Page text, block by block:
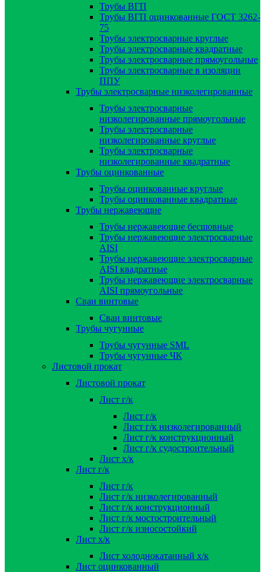
Трубы ВГП
Трубы ВГП оцинкованные ГОСТ 3262-
75
Трубы электросварные круглые
Трубы электросварные квадратные
Трубы электросварные прямоугольные
Трубы электросварные в изоляции
ППУ
Трубы электросварные низколегированные
Трубы электросварные
низколегированные прямоугольные
Трубы электросварные
низколегированные круглые
Трубы электросварные
низколегированные квадратные
Трубы оцинкованные
Трубы оцинкованные круглые
Трубы оцинкованные квадратные
Трубы нержавеющие
Трубы нержавеющие бесшовные
Трубы нержавеющие электросварные
AISI
Трубы нержавеющие электросварные
AISI квадратные
Трубы нержавеющие электросварные
AISI прямоугольные
Сваи винтовые
Сваи винтовые
Трубы чугунные
Трубы чугунные SML
Трубы чугунные ЧК
Листовой прокат
Листовой прокат
Лист г/к
Лист г/к
Лист г/к низколегированный
Лист г/к конструкционный
Лист г/к судостроительный
Лист х/к
Лист г/к
Лист г/к
Лист г/к низколегированный
Лист г/к конструкционный
Лист г/к мостостроительный
Лист г/к износостойкий
Лист х/к
Лист холоднокатанный х/к
Лист оцинкованный